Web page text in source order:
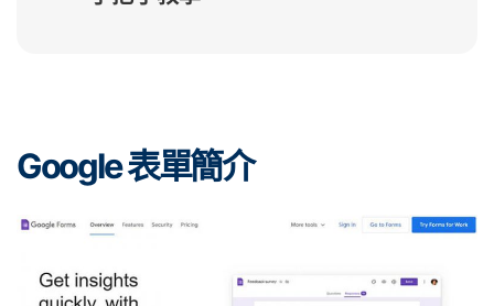
Google 表單簡介